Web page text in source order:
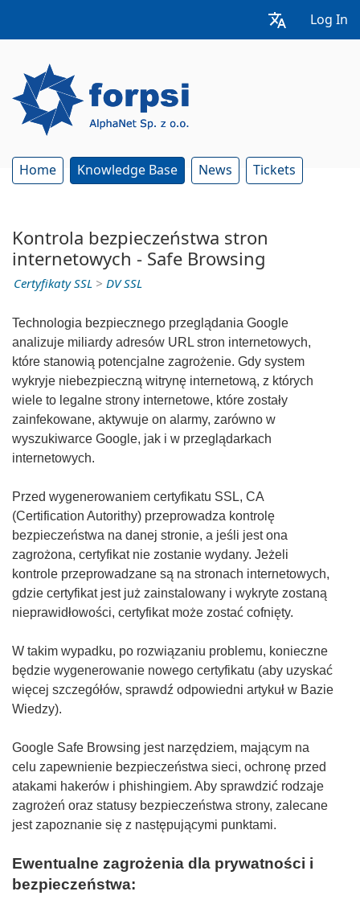
Log In
Home Knowledge Base News Tickets
Kontrola bezpieczeństwa stron
internetowych - Safe Browsing
Certyfikaty SSL > DV SSL
Technologia bezpiecznego przeglądania Google
analizuje miliardy adresów URL stron internetowych,
które stanowią potencjalne zagrożenie. Gdy system
wykryje niebezpieczną witrynę internetową, z których
wiele to legalne strony internetowe, które zostały
zainfekowane, aktywuje on alarmy, zarówno w
wyszukiwarce Google, jak i w przeglądarkach
internetowych.
Przed wygenerowaniem certyfikatu SSL, CA
(Certification Autorithy) przeprowadza kontrolę
bezpieczeństwa na danej stronie, a jeśli jest ona
zagrożona, certyfikat nie zostanie wydany. Jeżeli
kontrole przeprowadzane są na stronach internetowych,
gdzie certyfikat jest już zainstalowany i wykryte zostaną
nieprawidłowości, certyfikat może zostać cofnięty.
W takim wypadku, po rozwiązaniu problemu, konieczne
będzie wygenerowanie nowego certyfikatu (aby uzyskać
więcej szczegółów, sprawdź odpowiedni artykuł w Bazie
Wiedzy).
Google Safe Browsing jest narzędziem, mającym na
celu zapewnienie bezpieczeństwa sieci, ochronę przed
atakami hakerów i phishingiem. Aby sprawdzić rodzaje
zagrożeń oraz statusy bezpieczeństwa strony, zalecane
jest zapoznanie się z następującymi punktami.
Ewentualne zagrożenia dla prywatności i
bezpieczeństwa: